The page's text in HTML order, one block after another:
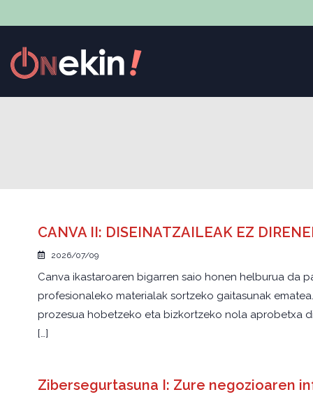
CANVA II: DISEINATZAILEAK EZ
2026/07/09
Canva ikastaroaren bigarren saio honen helburua da
profesionaleko materialak sortzeko gaitasunak
prozesua hobetzeko eta bizkortzeko nola aprobetxa
[…]
Zibersegurtasuna I: Zure negozioaren